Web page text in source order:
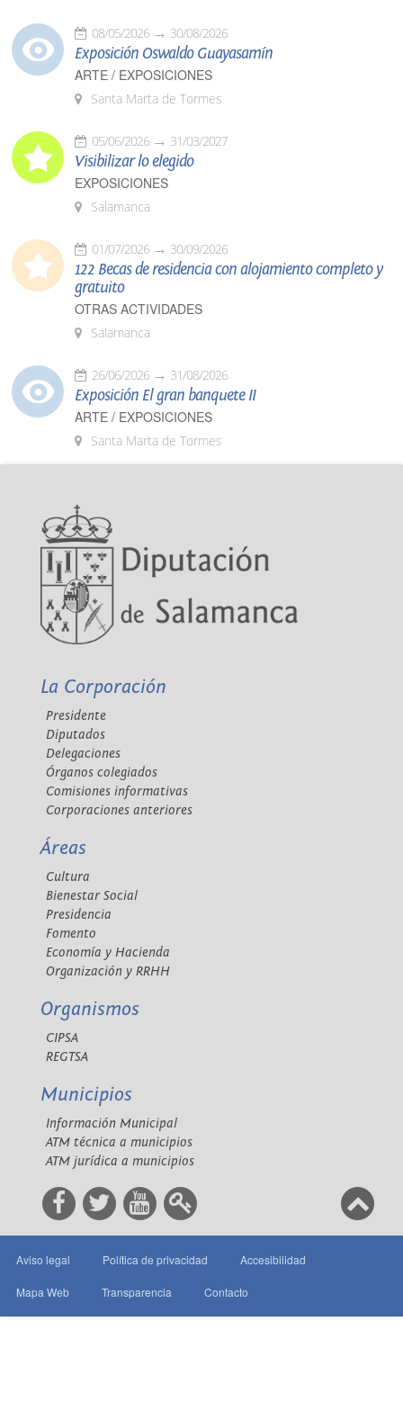
08/05/2026 30/08/2026
Exposición Oswaldo Guayasamín
ARTE / EXPOSICIONES
Santa Marta de Tormes
05/06/2026 31/03/2027
Visibilizar lo elegido
EXPOSICIONES
Salamanca
01/07/2026 30/09/2026
122 Becas de residencia con alojamiento completo y
gratuito
OTRAS ACTIVIDADES
Salamanca
26/06/2026 31/08/2026
Exposición El gran banquete II
ARTE / EXPOSICIONES
Santa Marta de Tormes
La Corporación
Presidente
Diputados
Delegaciones
Órganos colegiados
Comisiones informativas
Corporaciones anteriores
Áreas
Cultura
Bienestar Social
Presidencia
Fomento
Economía y Hacienda
Organización y RRHH
Organismos
CIPSA
REGTSA
Municipios
Información Municipal
ATM técnica a municipios
ATM jurídica a municipios
Aviso legal Política de privacidad Accesibilidad
Mapa Web Transparencia Contacto